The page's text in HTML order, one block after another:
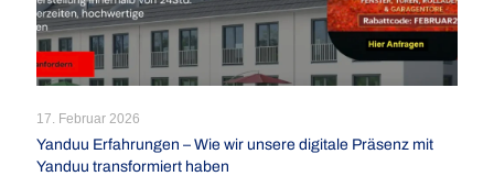
17. Februar 2026
Yanduu Erfahrungen – Wie wir unsere digitale Präsenz mit
Yanduu transformiert haben